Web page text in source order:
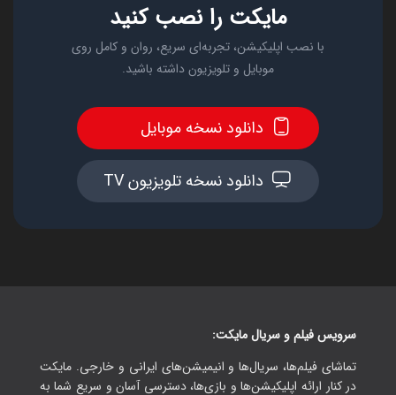
مایکت را نصب کنید
با نصب اپلیکیشن، تجربه‌ای سریع، روان و کامل روی
موبایل و تلویزیون داشته باشید.
دانلود نسخه موبایل
دانلود نسخه تلویزیون TV
سرویس فیلم و سریال مایکت:
تماشای فیلم‌ها، سریال‌ها و انیمیشن‌های ایرانی و خارجی. مایکت
در کنار ارائه اپلیکیشن‌ها و بازی‌ها، دسترسی آسان و سریع شما به